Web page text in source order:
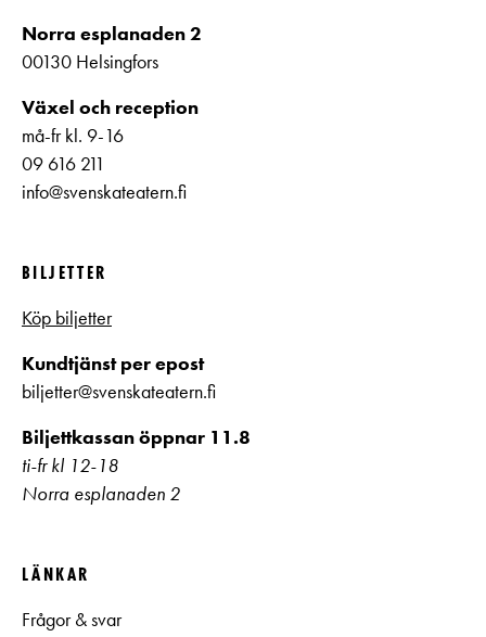
Norra esplanaden 2
00130 Helsingfors
Växel och reception
må-fr kl. 9-16
09 616 211
info@svenskateatern.fi
BILJETTER
Köp biljetter
Kundtjänst per epost
biljetter@svenskateatern.fi
Biljettkassan öppnar 11.8
ti-fr kl 12-18
Norra esplanaden 2
LÄNKAR
Frågor & svar